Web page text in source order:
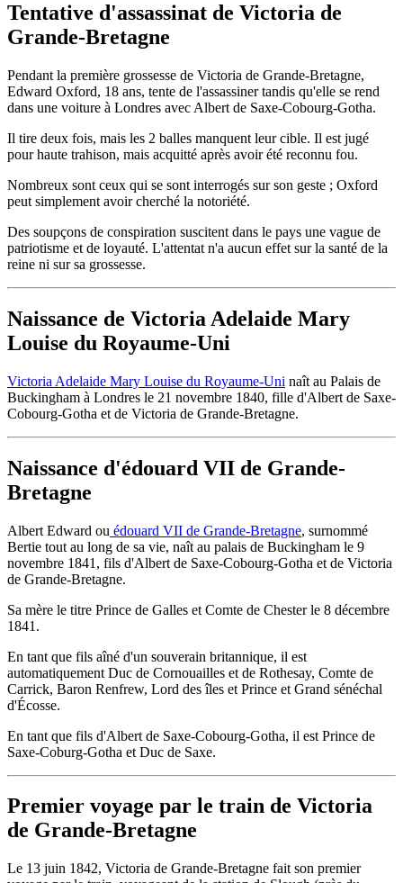
Tentative d'assassinat de Victoria de
Grande-Bretagne
Pendant la première grossesse de Victoria de Grande-Bretagne,
Edward Oxford, 18 ans, tente de l'assassiner tandis qu'elle se rend
dans une voiture à Londres avec Albert de Saxe-Cobourg-Gotha.
Il tire deux fois, mais les 2 balles manquent leur cible. Il est jugé
pour haute trahison, mais acquitté après avoir été reconnu fou.
Nombreux sont ceux qui se sont interrogés sur son geste ; Oxford
peut simplement avoir cherché la notoriété.
Des soupçons de conspiration suscitent dans le pays une vague de
patriotisme et de loyauté. L'attentat n'a aucun effet sur la santé de la
reine ni sur sa grossesse.
Naissance de Victoria Adelaide Mary
Louise du Royaume-Uni
Victoria Adelaide Mary Louise du Royaume-Uni naît au Palais de
Buckingham à Londres le 21 novembre 1840, fille d'Albert de Saxe-
Cobourg-Gotha et de Victoria de Grande-Bretagne.
Naissance d'édouard VII de Grande-
Bretagne
Albert Edward ou édouard VII de Grande-Bretagne, surnommé
Bertie tout au long de sa vie, naît au palais de Buckingham le 9
novembre 1841, fils d'Albert de Saxe-Cobourg-Gotha et de Victoria
de Grande-Bretagne.
Sa mère le titre Prince de Galles et Comte de Chester le 8 décembre
1841.
En tant que fils aîné d'un souverain britannique, il est
automatiquement Duc de Cornouailles et de Rothesay, Comte de
Carrick, Baron Renfrew, Lord des îles et Prince et Grand sénéchal
d'Écosse.
En tant que fils d'Albert de Saxe-Cobourg-Gotha, il est Prince de
Saxe-Coburg-Gotha et Duc de Saxe.
Premier voyage par le train de Victoria
de Grande-Bretagne
Le 13 juin 1842, Victoria de Grande-Bretagne fait son premier